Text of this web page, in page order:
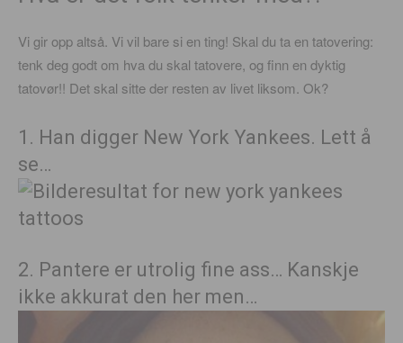
Vi gir opp altså. Vi vil bare si en ting! Skal du ta en tatovering:
tenk deg godt om hva du skal tatovere, og finn en dyktig
tatovør!! Det skal sitte der resten av livet liksom. Ok?
1. Han digger New York Yankees. Lett å
se…
2. Pantere er utrolig fine ass… Kanskje
ikke akkurat den her men…